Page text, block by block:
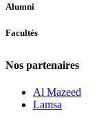
Alumni
Facultés
Nos partenaires
Al Mazeed
Lamsa